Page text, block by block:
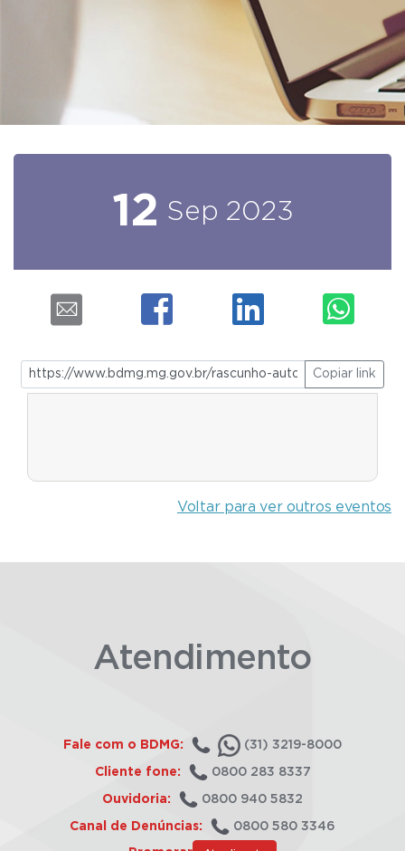
12 Sep 2023
Copiar link
Voltar para ver outros eventos
Atendimento
Fale com o BDMG: (31) 3219-8000
Cliente fone: 0800 283 8337
Ouvidoria: 0800 940 5832
Canal de Denúncias: 0800 580 3346